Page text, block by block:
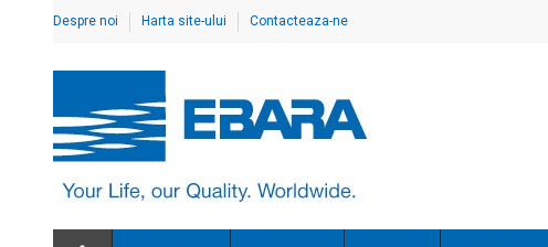
Despre noi Harta site-ului Contacteaza-ne